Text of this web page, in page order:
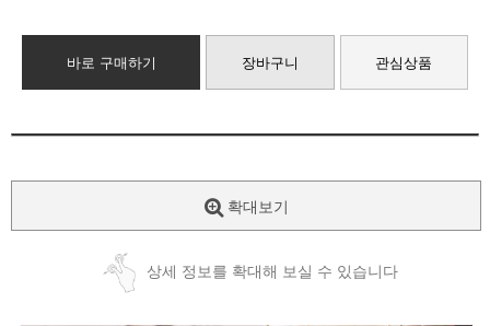
바로 구매하기 장바구니 관심상품
확대보기
상세 정보를 확대해 보실 수 있습니다